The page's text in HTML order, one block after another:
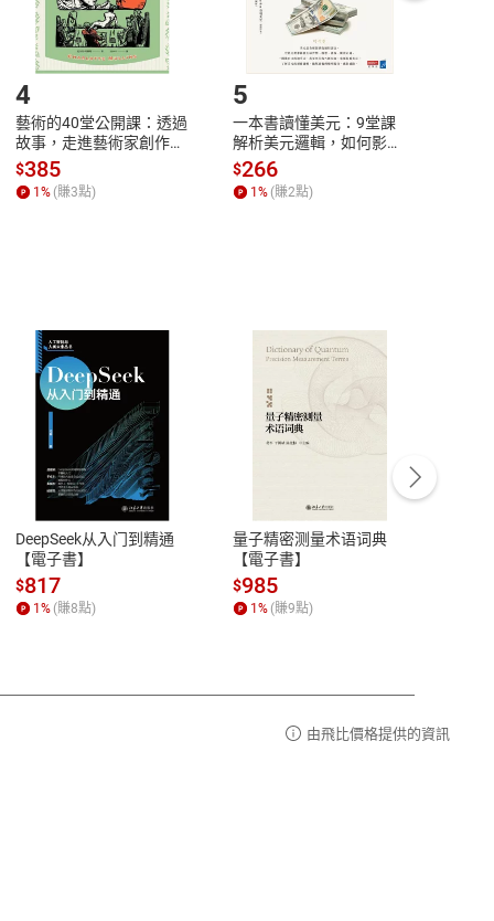
號，下載書籍後看書
性
參
客服資訊
服務時間：週一到週五 10:00-12:00、
13:00-17:00 (國定假日及例假日休息)
客服電話：0080-1857077
4
藝術的40堂公開課：透過
故事，走進藝術家創作現
場，看藝術如何誕生、如
何形塑人類生活【電子
書】
$385
1% (賺3點)
5
一本書讀懂美元：9堂課
解析美元邏輯，如何影響
全球經濟和每個人的投資
【電子書】
$266
1% (賺2點)
DeepSeek从入门到精通
【電子書】
$817
1% (賺8點)
量子精密测量术语词典
【電子書】
$985
1% (賺9點)
由飛比價格提供的資訊